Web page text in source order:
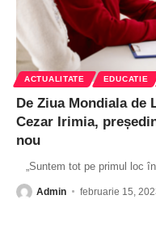
ACTUALITATE EDUCATIE
De Ziua Mondiala de
Cezar Irimia,
nou
„Suntem tot pe primul loc
Admin februarie 15,